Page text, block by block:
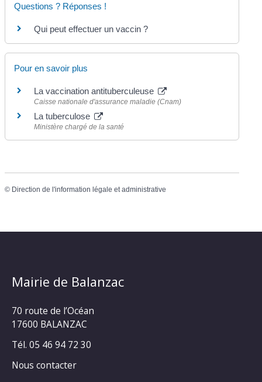
Questions ? Réponses !
Qui peut effectuer un vaccin ?
Pour en savoir plus
La vaccination antituberculeuse
Caisse nationale d'assurance maladie (Cnam)
La tuberculose
Ministère chargé de la santé
© Direction de l'information légale et administrative
Mairie de Balanzac
70 route de l’Océan
17600 BALANZAC
Tél. 05 46 94 72 30
Nous contacter